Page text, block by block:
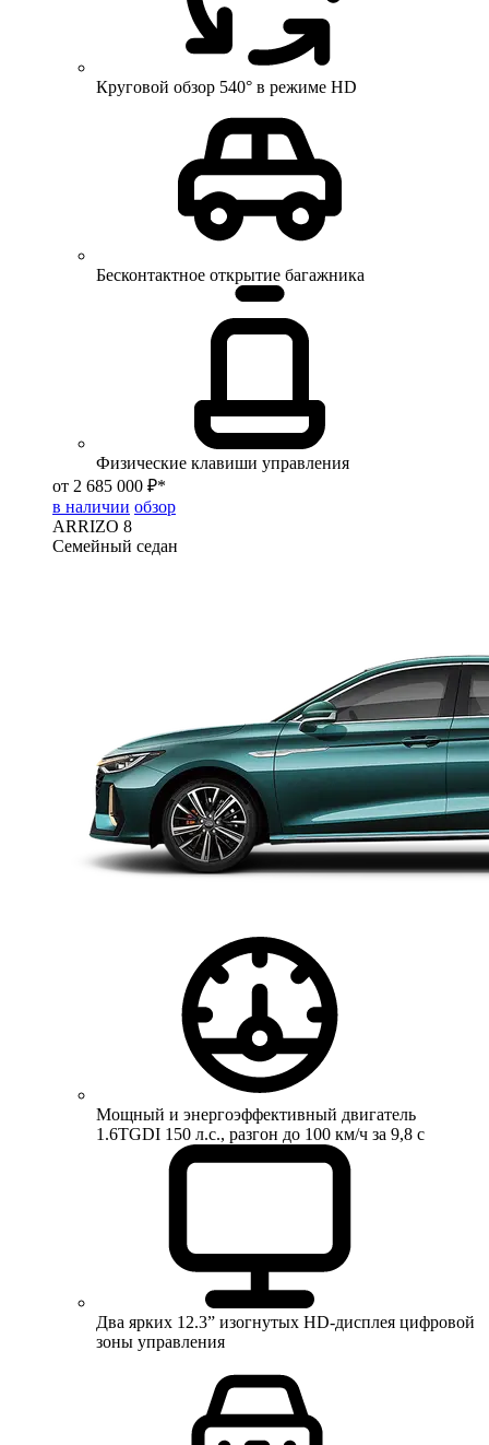
Круговой обзор 540° в режиме HD
Бесконтактное открытие багажника
Физические клавиши управления
от 2 685 000 ₽*
в наличии обзор
ARRIZO 8
Семейный седан
Мощный и энергоэффективный двигатель
1.6TGDI 150 л.с., разгон до 100 км/ч за 9,8 с
Два ярких 12.3” изогнутых HD-дисплея цифровой
зоны управления